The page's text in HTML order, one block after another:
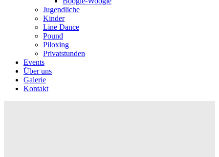
Jugendliche
Kinder
Line Dance
Pound
Piloxing
Privatstunden
Events
Über uns
Galerie
Kontakt